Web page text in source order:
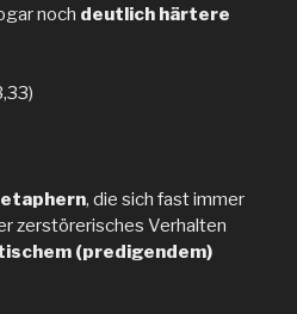
noch deutlich härtere
, die sich fast immer
zerstörerisches Verhalten
(predigendem)